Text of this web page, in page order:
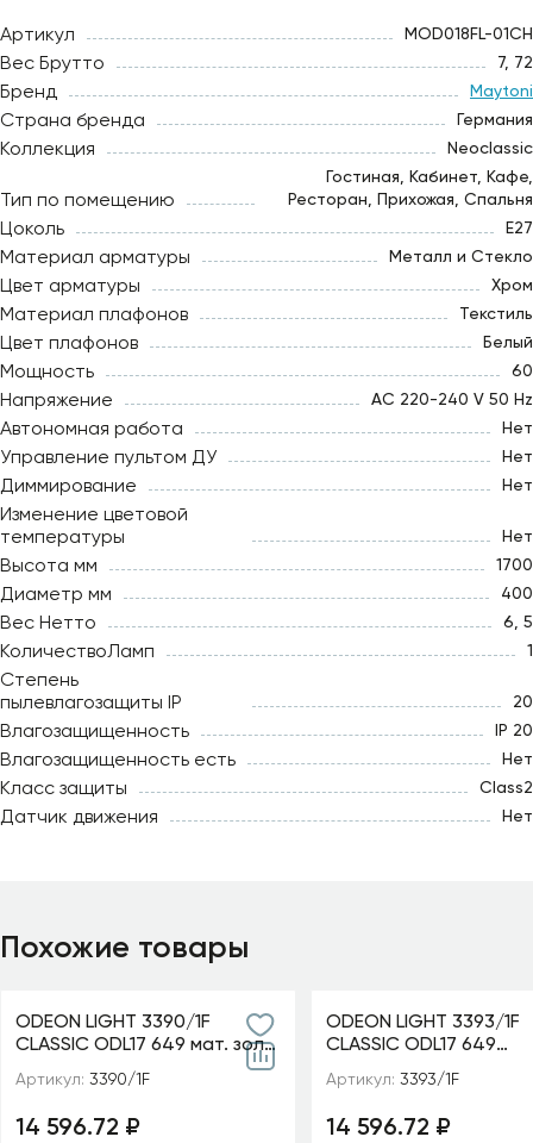
Артикул MOD018FL-01CH
Вес Брутто 7, 72
Бренд Maytoni
Страна бренда Германия
Коллекция Neoclassic
Тип по помещению
Гостиная, Кабинет, Кафе,
Ресторан, Прихожая, Спальня
Цоколь E27
Материал арматуры Металл и Стекло
Цвет арматуры Хром
Материал плафонов Текстиль
Цвет плафонов Белый
Мощность 60
Напряжение AC 220-240 V 50 Hz
Автономная работа Нет
Управление пультом ДУ Нет
Диммирование Нет
Изменение цветовой
температуры
Нет
Высота мм 1700
Диаметр мм 400
Вес Нетто 6, 5
КоличествоЛамп 1
Степень
пылевлагозащиты IP
20
Влагозащищенность IP 20
Влагозащищенность есть Нет
Класс защиты Class2
Датчик движения Нет
Похожие товары
ODEON LIGHT 3390/1F
CLASSIC ODL17 649 мат. зол/
абажур ткань/хрусталь
Торшер E14 40W 220V
Артикул: 3390/1F
14 596.72 ₽
ODEON LIGHT 3393/1F
CLASSIC ODL17 649
мат.золото/абажур
хрусталь Торшер E14
Артикул: 3393/1F
14 596.72 ₽